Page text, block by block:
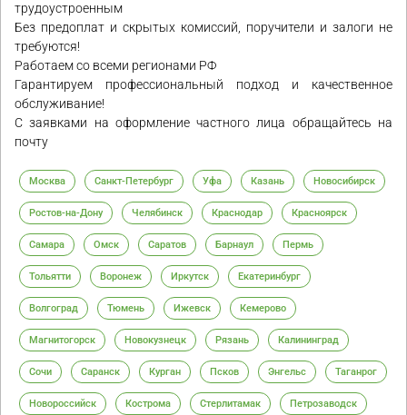
трудоустроенным
Без предоплат и скрытых комиссий, поручители и залоги не
требуются!
Работаем со всеми регионами РФ
Гарантируем профессиональный подход и качественное
обслуживание!
С заявками на оформление частного лица обращайтесь на
почту
Москва Санкт-Петербург Уфа Казань Новосибирск
Ростов-на-Дону Челябинск Краснодар Красноярск
Самара Омск Саратов Барнаул Пермь
Тольятти Воронеж Иркутск Екатеринбург
Волгоград Тюмень Ижевск Кемерово
Магнитогорск Новокузнецк Рязань Калининград
Сочи Саранск Курган Псков Энгельс Таганрог
Новороссийск Кострома Стерлитамак Петрозаводск